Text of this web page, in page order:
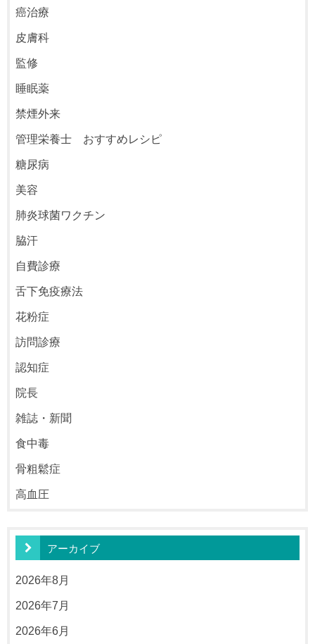
癌治療
皮膚科
監修
睡眠薬
禁煙外来
管理栄養士 おすすめレシピ
糖尿病
美容
肺炎球菌ワクチン
脇汗
自費診療
舌下免疫療法
花粉症
訪問診療
認知症
院長
雑誌・新聞
食中毒
骨粗鬆症
高血圧
アーカイブ
2026年8月
2026年7月
2026年6月